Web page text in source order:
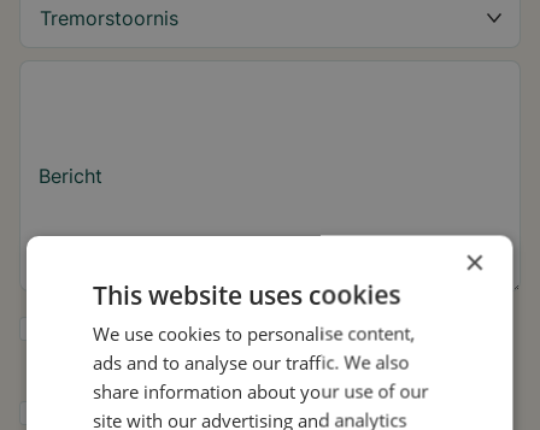
Bericht
Ja, ik wil tips over de tremor en updates
over Stil ontvangen.
Ik geef Stil toestemming om mijn gegevens
×
This website uses cookies
We use cookies to personalise content,
ads and to analyse our traffic. We also
share information about your use of our
site with our advertising and analytics